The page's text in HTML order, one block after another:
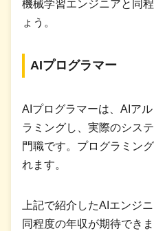
機械学習エンジニアと同
ょう。
AIプログラマー
AIプログラマーは、AIア
ラミングし、実際のシス
門職です。プログラミン
れます。
上記で紹介したAIエンジ
同程度の年収が期待できま